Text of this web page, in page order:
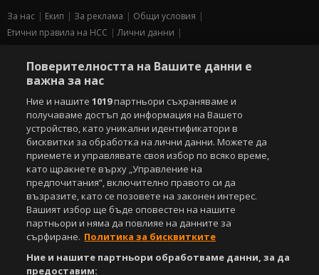
За нас Екип За рекламa
Общи условия
Етични правила на НСС
Лични данни
Съдържанието на този уеб сайт и технологиите, използвани в него, са
под закрила на Закона за авторското право и сродните му права.
Всички статии, репортажи, интервюта и други текстови, графични и
видео материали, публикувани в сайта, са собственост на Агенция
Спортал, освен ако изрично е посочено друго. Допуска се
публикуване на текстови материали само след писмено съгласие на
Агенция Спортал, посочване на източника и добавяне на линк към
www.sportal.bg. Използването на графични и видео материали,
публикувани в сайта, е строго забранено. Нарушителите ще бъдат
санкционирани с цялата строгост на закона.
БЕЗПЛАТНОТО приложение за:
Поверителността на Вашите данни е
важна за нас
Ние и нашите1019партньори съхраняваме и
получаваме достъп до информация на Вашето
устройство, като уникални идентификатори в
бисквитки за обработка на лични данни. Можете да
приемете и управлявате своя избор по всяко време,
като щракнете върху „Управление на
предпочитания“, включително правото си да
възразите, като се позовете на законен интерес.
Вашият избор ще бъде оповестен на нашите
партньори и няма да повлияе на данните за
сърфиране. Политика за бисквитките
Ние и нашите партньори обработваме данни, за да
предоставим: